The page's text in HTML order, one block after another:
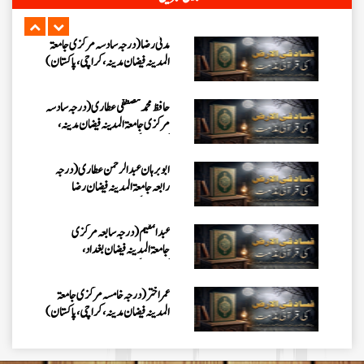
مرکزی جامعۃالمدينہ فیضان مدینہ،
ابو برہان عبدالرحمن عطاری (درجہ
رابعہ جامعۃالمدینہ فیضان رضا
عبدالمقیم (درجہ سابعہ مرکزی
جامعۃالمدینہ فیضان بغداد،
عمر اختر (درجہ خامسہ مرکزی جامعۃ
المدینہ فیضان مدینہ ،کراچی،پاکستان)
محمد وقاص (مرکزی جامعۃ المدینہ
فیضان مدینہ،کراچی ،پاکستان)
محمد سعد عمران (درجہ عالیہ مرکزی
جامعۃ المدینہ فیضانِ مدینہ ،کراچی